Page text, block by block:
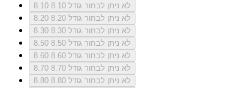
8.10
לא ניתן לבחור גודל 8.10
8.20
לא ניתן לבחור גודל 8.20
8.30
לא ניתן לבחור גודל 8.30
8.50
לא ניתן לבחור גודל 8.50
8.60
לא ניתן לבחור גודל 8.60
8.70
לא ניתן לבחור גודל 8.70
8.80
לא ניתן לבחור גודל 8.80